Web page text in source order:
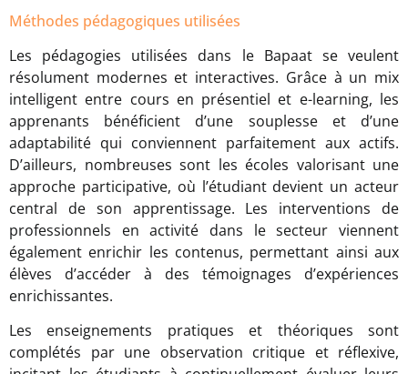
Méthodes pédagogiques utilisées
Les pédagogies utilisées dans le Bapaat se veulent
résolument modernes et interactives. Grâce à un mix
intelligent entre cours en présentiel et e-learning, les
apprenants bénéficient d’une souplesse et d’une
adaptabilité qui conviennent parfaitement aux actifs.
D’ailleurs, nombreuses sont les écoles valorisant une
approche participative, où l’étudiant devient un acteur
central de son apprentissage. Les interventions de
professionnels en activité dans le secteur viennent
également enrichir les contenus, permettant ainsi aux
élèves d’accéder à des témoignages d’expériences
enrichissantes.
Les enseignements pratiques et théoriques sont
complétés par une observation critique et réflexive,